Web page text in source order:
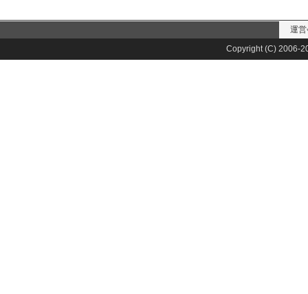
運
Copyright (C) 2006-